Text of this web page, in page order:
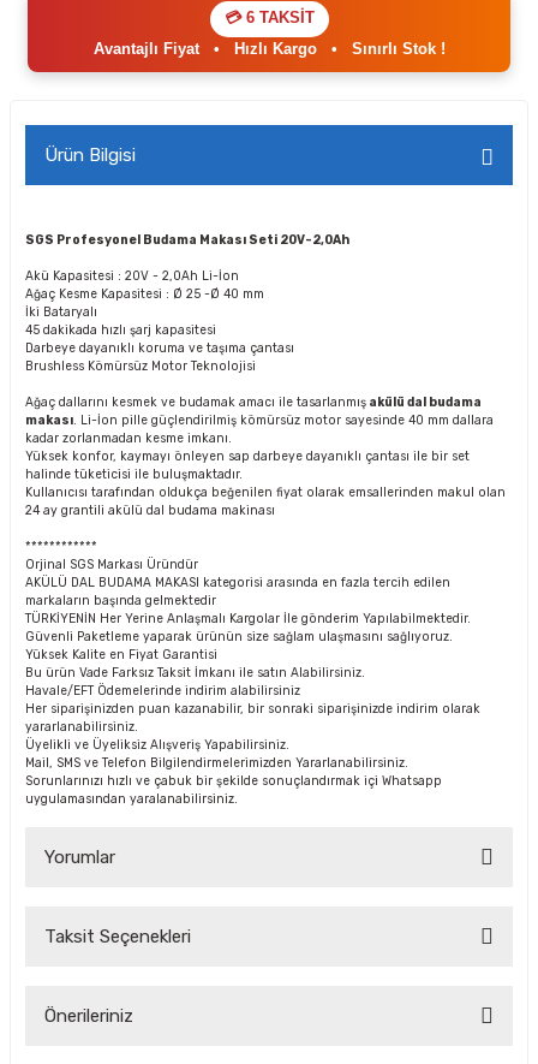
💳 6 TAKSİT
Avantajlı Fiyat• Hızlı Kargo• Sınırlı Stok !
Ürün Bilgisi
SGS Profesyonel Budama Makası Seti 20V-2,0Ah
Akü Kapasitesi : 20V - 2,0Ah Li-İon
Ağaç Kesme Kapasitesi : Ø 25 -Ø 40 mm
İki Bataryalı
45 dakikada hızlı şarj kapasitesi
Darbeye dayanıklı koruma ve taşıma çantası
Brushless Kömürsüz Motor Teknolojisi
Ağaç dallarını kesmek ve budamak amacı ile tasarlanmış akülü dal budama
makası. Li-İon pille güçlendirilmiş kömürsüz motor sayesinde 40 mm dallara
kadar zorlanmadan kesme imkanı.
Yüksek konfor, kaymayı önleyen sap darbeye dayanıklı çantası ile bir set
halinde tüketicisi ile buluşmaktadır.
Kullanıcısı tarafından oldukça beğenilen fiyat olarak emsallerinden makul olan
24 ay grantili akülü dal budama makinası
************
Orjinal SGS Markası Üründür
AKÜLÜ DAL BUDAMA MAKASI kategorisi arasında en fazla tercih edilen
markaların başında gelmektedir
TÜRKİYENİN Her Yerine Anlaşmalı Kargolar İle gönderim Yapılabilmektedir.
Güvenli Paketleme yaparak ürünün size sağlam ulaşmasını sağlıyoruz.
Yüksek Kalite en Fiyat Garantisi
Bu ürün Vade Farksız Taksit İmkanı ile satın Alabilirsiniz.
Havale/EFT Ödemelerinde indirim alabilirsiniz
Her siparişinizden puan kazanabilir, bir sonraki siparişinizde indirim olarak
yararlanabilirsiniz.
Üyelikli ve Üyeliksiz Alışveriş Yapabilirsiniz.
Mail, SMS ve Telefon Bilgilendirmelerimizden Yararlanabilirsiniz.
Sorunlarınızı hızlı ve çabuk bir şekilde sonuçlandırmak içi Whatsapp
uygulamasından yaralanabilirsiniz.
Yorumlar
Taksit Seçenekleri
Önerileriniz